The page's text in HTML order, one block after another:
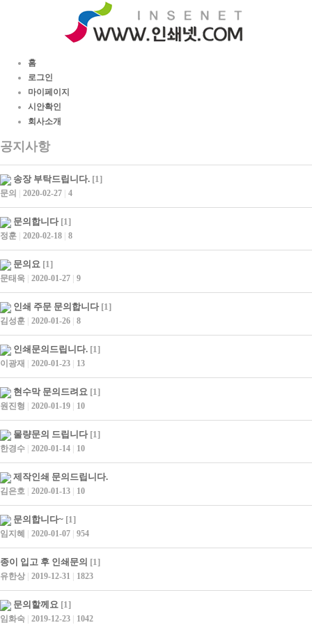
홈
로그인
마이페이지
시안확인
회사소개
공지사항
송장 부탁드립니다. [1]
문의 | 2020-02-27 | 4
문의합니다[1]
정훈 | 2020-02-18 | 8
문의요 [1]
문태욱 | 2020-01-27 | 9
인쇄 주문 문의합니다[1]
김성훈 | 2020-01-26 | 8
인쇄문의드립니다. [1]
이광재 | 2020-01-23 | 13
현수막 문의드려요 [1]
원진형 | 2020-01-19 | 10
물량문의 드립니다[1]
한경수 | 2020-01-14 | 10
제작인쇄 문의드립니다.
김은호 | 2020-01-13 | 10
문의합니다~ [1]
임지혜 | 2020-01-07 | 954
종이 입고 후 인쇄문의 [1]
유한상 | 2019-12-31 | 1823
문의할께요 [1]
임화숙 | 2019-12-23 | 1042